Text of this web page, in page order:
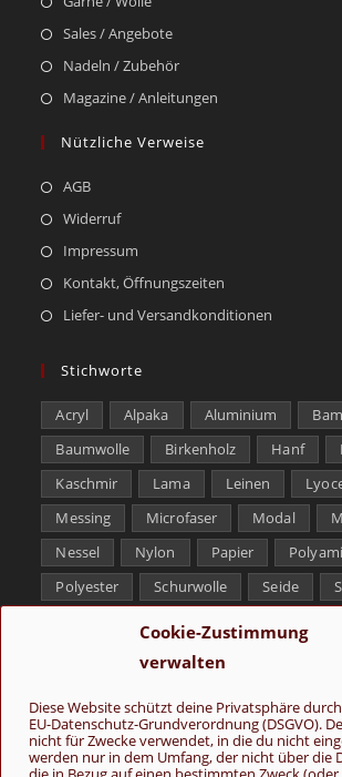
Cookie-Zustimmung
verwalten
Diese Website schützt deine Privatsphäre
EU-Datenschutz-Grundverordnung (DSGVO).
nicht für Zwecke verwendet, in die du nicht
werden nur in dem Umfang, der nicht über die
Sales / Angebote
Nadeln / Zubehör
Magazine / Anleitungen
Nützliche Verweise
AGB
Widerruf
Impressum
Kontakt, Öffnungszeiten
Liefer- und Versandkonditionen
Stichworte
Acryl Alpaka Aluminium
Baumwolle
Birkenholz Hanf
Kaschmir
Lama Leinen
Messing
Microfaser Modal
Nessel
Nylon Papier
Polyester
Schurwolle Seide
Tencel
Yak
Folge uns